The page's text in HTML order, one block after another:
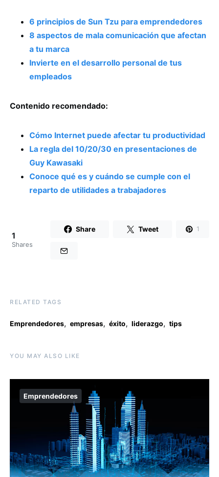
6 principios de Sun Tzu para emprendedores
8 aspectos de mala comunicación que afectan
a tu marca
Invierte en el desarrollo personal de tus
empleados
Contenido recomendado:
Cómo Internet puede afectar tu productividad
La regla del 10/20/30 en presentaciones de
Guy Kawasaki
Conoce qué es y cuándo se cumple con el
reparto de utilidades a trabajadores
1
Shares
Share Tweet 1
RELATED TAGS
Emprendedores, empresas, éxito, liderazgo, tips
YOU MAY ALSO LIKE
Emprendedores